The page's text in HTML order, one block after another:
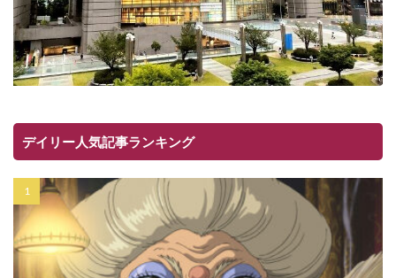
デイリー人気記事ランキング